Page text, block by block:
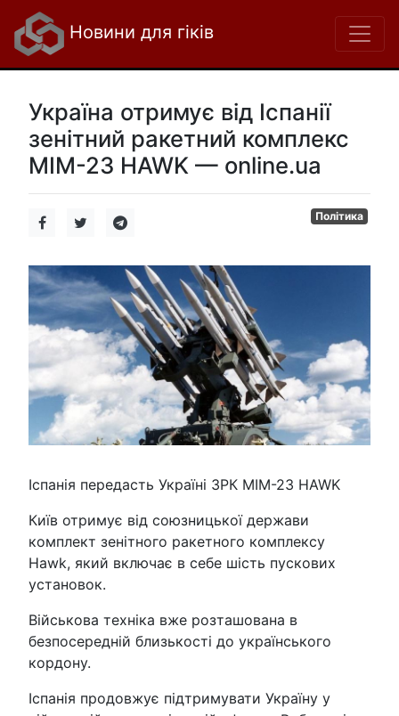
Новини для гіків
Україна отримує від Іспанії
зенітний ракетний комплекс
MIM-23 HAWK — online.ua
Політика
Іспанія передасть Україні ЗРК MIM-23 HAWK
Київ отримує від союзницької держави
комплект зенітного ракетного комплексу
Hawk, який включає в себе шість пускових
установок.
Військова техніка вже розташована в
безпосередній близькості до українського
кордону.
Іспанія продовжує підтримувати Україну у